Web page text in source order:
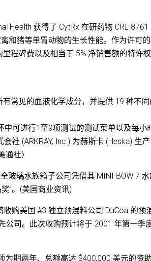
Health 获得了 CytRx 在研药物 CRL-8761
和猪等单胃动物的生长性能。作为许可
程碑费以及相当于 5% 净销售额的特许
常见的血液化学成分，并提供 19 种不
可进行1至9项测试的测试菜单以及每小
社 (ARKRAY, Inc.) 为赫斯卡 (Heska) 生产
社）
玻璃水族箱子公司凭借其 MINI-BOW 7
”。(美国商业资讯)
购美国 #3 独立预混料公司 DuCoa 的预
公司。此次收购预计将于 2001 年第一季
期两年、总额高达 $400,000 美元的资助